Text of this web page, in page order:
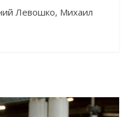
Левошко, Михаил